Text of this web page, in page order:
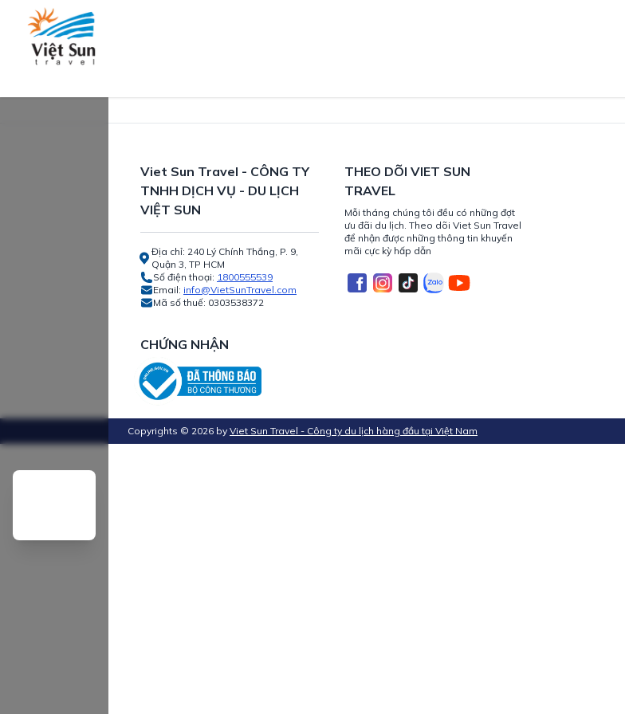
Viet Sun Travel - CÔNG TY
TNHH DỊCH VỤ - DU LỊCH
VIỆT SUN
Địa chỉ: 240 Lý Chính Thắng, P. 9,
Quận 3, TP HCM
Số điện thoại: 1800555539
Email: info@VietSunTravel.com
Mã số thuế: 0303538372
CHỨNG NHẬN
THEO DÕI VIET SUN
TRAVEL
Mỗi tháng chúng tôi đều có những đợt
ưu đãi du lịch. Theo dõi Viet Sun Travel
để nhận được những thông tin khuyến
mãi cực kỳ hấp dẫn
Copyrights © 2026 by Viet Sun Travel - Công ty du lịch hàng đầu tại Việt Nam